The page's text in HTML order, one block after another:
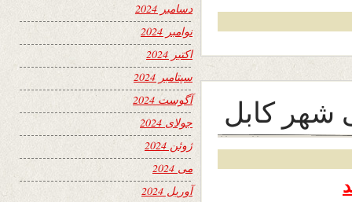
شهر کابل
دسامبر 2024
نوامبر 2024
اکتبر 2024
سپتامبر 2024
آگوست 2024
جولای 2024
ژوئن 2024
می 2024
آوریل 2024